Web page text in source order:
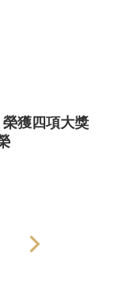
獲四項大獎